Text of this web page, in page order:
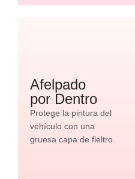
Afelpado
por Dentro
Protege la pintura del
vehículo con una
gruesa capa de fieltro.